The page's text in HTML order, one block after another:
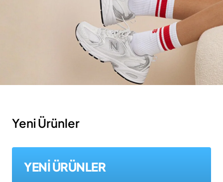
Yeni Ürünler
YENİ ÜRÜNLER